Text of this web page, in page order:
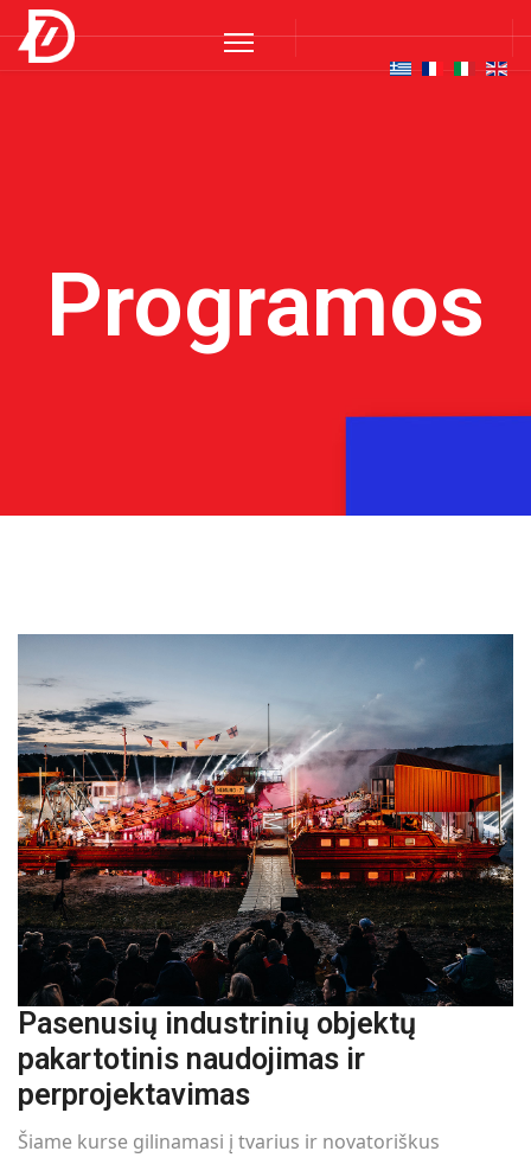
Programos
Pasenusių industrinių objektų
pakartotinis naudojimas ir
perprojektavimas
Šiame kurse gilinamasi į tvarius ir novatoriškus